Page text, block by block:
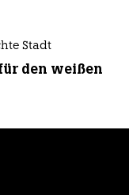
Stadt
den weißen